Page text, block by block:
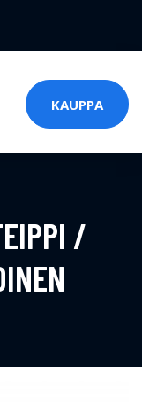
KAUPPA
/